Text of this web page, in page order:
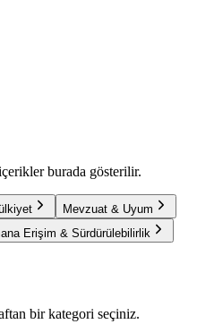
burada gösterilir.
Mevzuat & Uyum
Erişim & Sürdürülebilirlik
bir kategori seçiniz.